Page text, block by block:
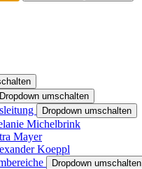
Dropdown umschalten
Dropdown umschalten
Michelbrink
Mayer
Koeppl
Dropdown umschalten